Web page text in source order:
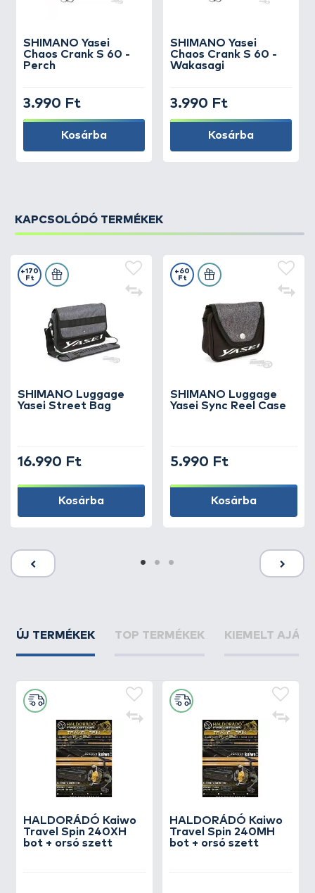
SHIMANO Yasei
Chaos Crank S 60 -
Perch
3.990 Ft
Kosárba
SHIMANO Yasei
Chaos Crank S 60 -
Wakasagi
3.990 Ft
Kosárba
KAPCSOLÓDÓ TERMÉKEK
SHIMANO Luggage
Yasei Street Bag
+170
Ft
16.990 Ft
Kosárba
SHIMANO Luggage
Yasei Sync Reel Case
+60
Ft
5.990 Ft
Kosárba
ÚJ TERMÉKEK TOP TERMÉKEK KIEMELT
HALDORÁDÓ Kaiwo
Travel Spin 240XH
bot + orsó szett
HALDORÁDÓ Kaiwo
Travel Spin 240MH
bot + orsó szett